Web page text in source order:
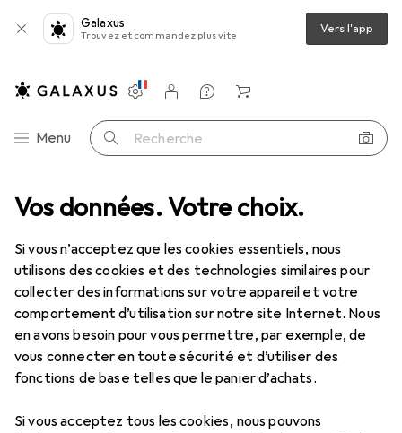
Vos données. Votre choix.
Si vous n’acceptez que les cookies essentiels, nous
utilisons des cookies et des technologies similaires pour
collecter des informations sur votre appareil et votre
comportement d’utilisation sur notre site Internet. Nous
en avons besoin pour vous permettre, par exemple, de
vous connecter en toute sécurité et d’utiliser des
fonctions de base telles que le panier d’achats.
Si vous acceptez tous les cookies, nous pouvons
Galaxus
Trouvez et commandez plus vite Vers l'app
Navigation par catégorie
Menu Recherche
Paramètres
Compte client
Listes de comparaison
Listes d'envies
Panier
Outil de mesure Outils de mesure Mitutoyo Micromètre
2 images
MitutoyoMicromètre
10 cm
EUR
643,89